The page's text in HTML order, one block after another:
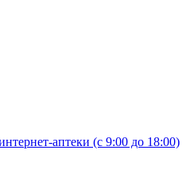
аптеки (с 9:00 до 18:00)